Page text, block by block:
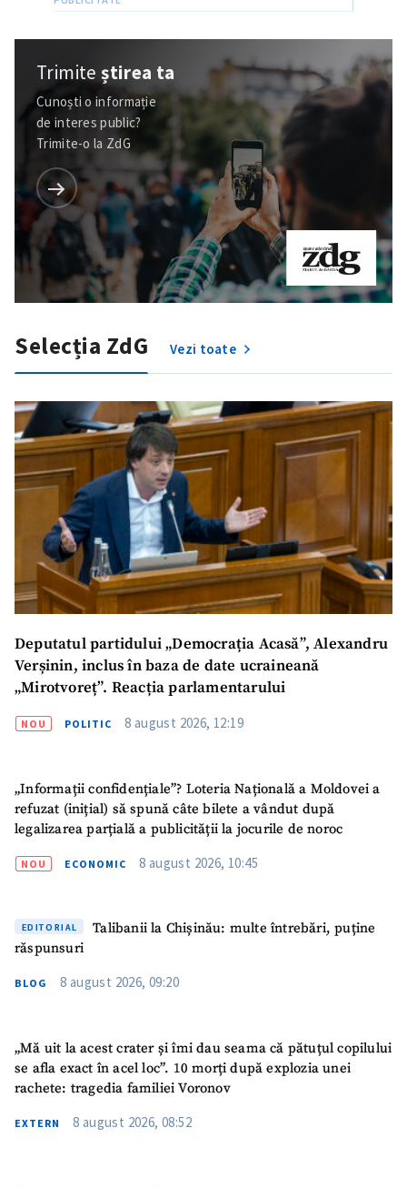
Trimiteștirea ta
Cunoști o informație
de interes public?
Trimite-o la ZdG
Selecția ZdG Vezi toate
Deputatul partidului „Democrația Acasă”, Alexandru
Verșinin, inclus în baza de date ucraineană
„Mirotvoreț”. Reacția parlamentarului
NOU POLITIC 8 august 2026, 12:19
„Informații confidențiale”? Loteria Națională a Moldovei a
refuzat (inițial) să spună câte bilete a vândut după
legalizarea parțială a publicității la jocurile de noroc
NOU ECONOMIC 8 august 2026, 10:45
EDITORIAL
Talibanii la Chișinău: multe întrebări, puține
răspunsuri
BLOG 8 august 2026, 09:20
„Mă uit la acest crater și îmi dau seama că pătuțul copilului
se afla exact în acel loc”. 10 morți după explozia unei
rachete: tragedia familiei Voronov
EXTERN 8 august 2026, 08:52
ȘTIREA MEA
Titlu știre
+ Adaugă titlu
Fotografie
+ Încarcă imagine
Link media
+ Link media
Mesajul știrei
+ Mesajul știrei
CONTACT SURSĂ
Sursă anonimă
Nume+ Numele meu
confidențialitate.
TRIMITE ȘTIREA